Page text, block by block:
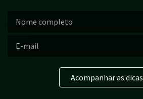
Acompanhar as dicas